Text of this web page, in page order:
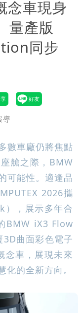
分」曝光！昔
念車現身
量產版
同步
導
數車廠仍將焦點
艙之際，BMW
可能性。適逢品
2026攜
），展示多年合
BMW iX3 Flow
曲面彩色電子
念車，展現未來
的全新方向。